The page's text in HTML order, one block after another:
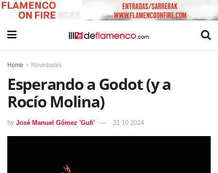
Home Novedades
Esperando a Godot (y a
Rocío Molina)
by José Manuel Gómez 'Gufi' 31 10 2024